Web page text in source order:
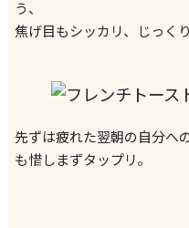
う、
焦げ目もシッカリ、じっく
先ずは疲れた翌朝の自分へ
も惜しまずタップリ。